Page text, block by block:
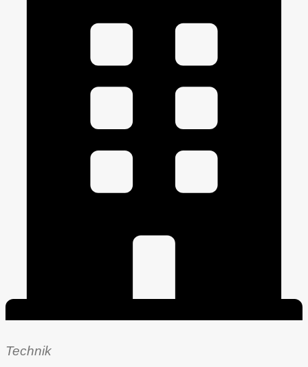
Technik